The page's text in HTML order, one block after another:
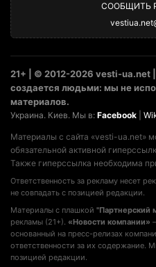
СООБЩИТЬ
21+ | © 2012-2026 vesti-ua.net
создается людьми: мы не
материалов.
Украина. Киев. Мы в: Facebook
Материалы с сайта «vesti-ua.net»
обязательной активной
Также гиперссылка необходима
Ответственность за рекламу несет
не совпадать с позицией редакции.
Материалы с плашкой "Партнерский
рекламы (21+). «Новости компании»
основанный на пресс-релизах
ответственности за их содержание.
позицией редакции.